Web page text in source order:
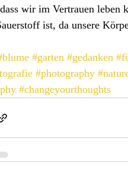
wir im Vertrauen
ist, da unsere
#garten #gedanken
#photography
#changeyourthoughts